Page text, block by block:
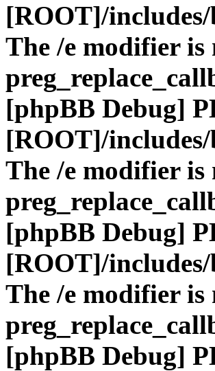
[ROOT]/
The /e modifier is
[phpBB Debug]
[ROOT]/
The /e modifier is
[phpBB Debug]
[ROOT]/
The /e modifier is
[phpBB Debug]